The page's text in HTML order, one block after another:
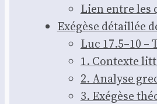
Lien entre les
Exé­gèse détaillée
Luc 17.5–10 –
1. Contexte
2. Ana­lyse
3. Exé­gèse